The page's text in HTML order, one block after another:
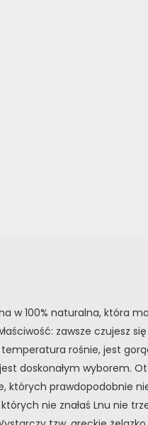
w 100% naturalna, która
zawsze czujesz
temperatura rośnie, jest
doskonałym wyborem.
których prawdopodobnie nie
nie znałaś Lnu nie